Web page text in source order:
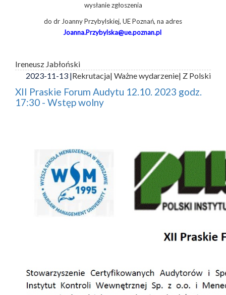
wysłanie zgłoszenia
do dr Joanny Przybylskiej, UE Poznań, na adres
Joanna.Przybylska@ue.poznan.pl
Ireneusz Jabłoński
2023-11-13 |Rekrutacja| Ważne wydarzenie| Z Polski
XII Praskie Forum Audytu 12.10. 2023 godz.
17:30 - Wstęp wolny